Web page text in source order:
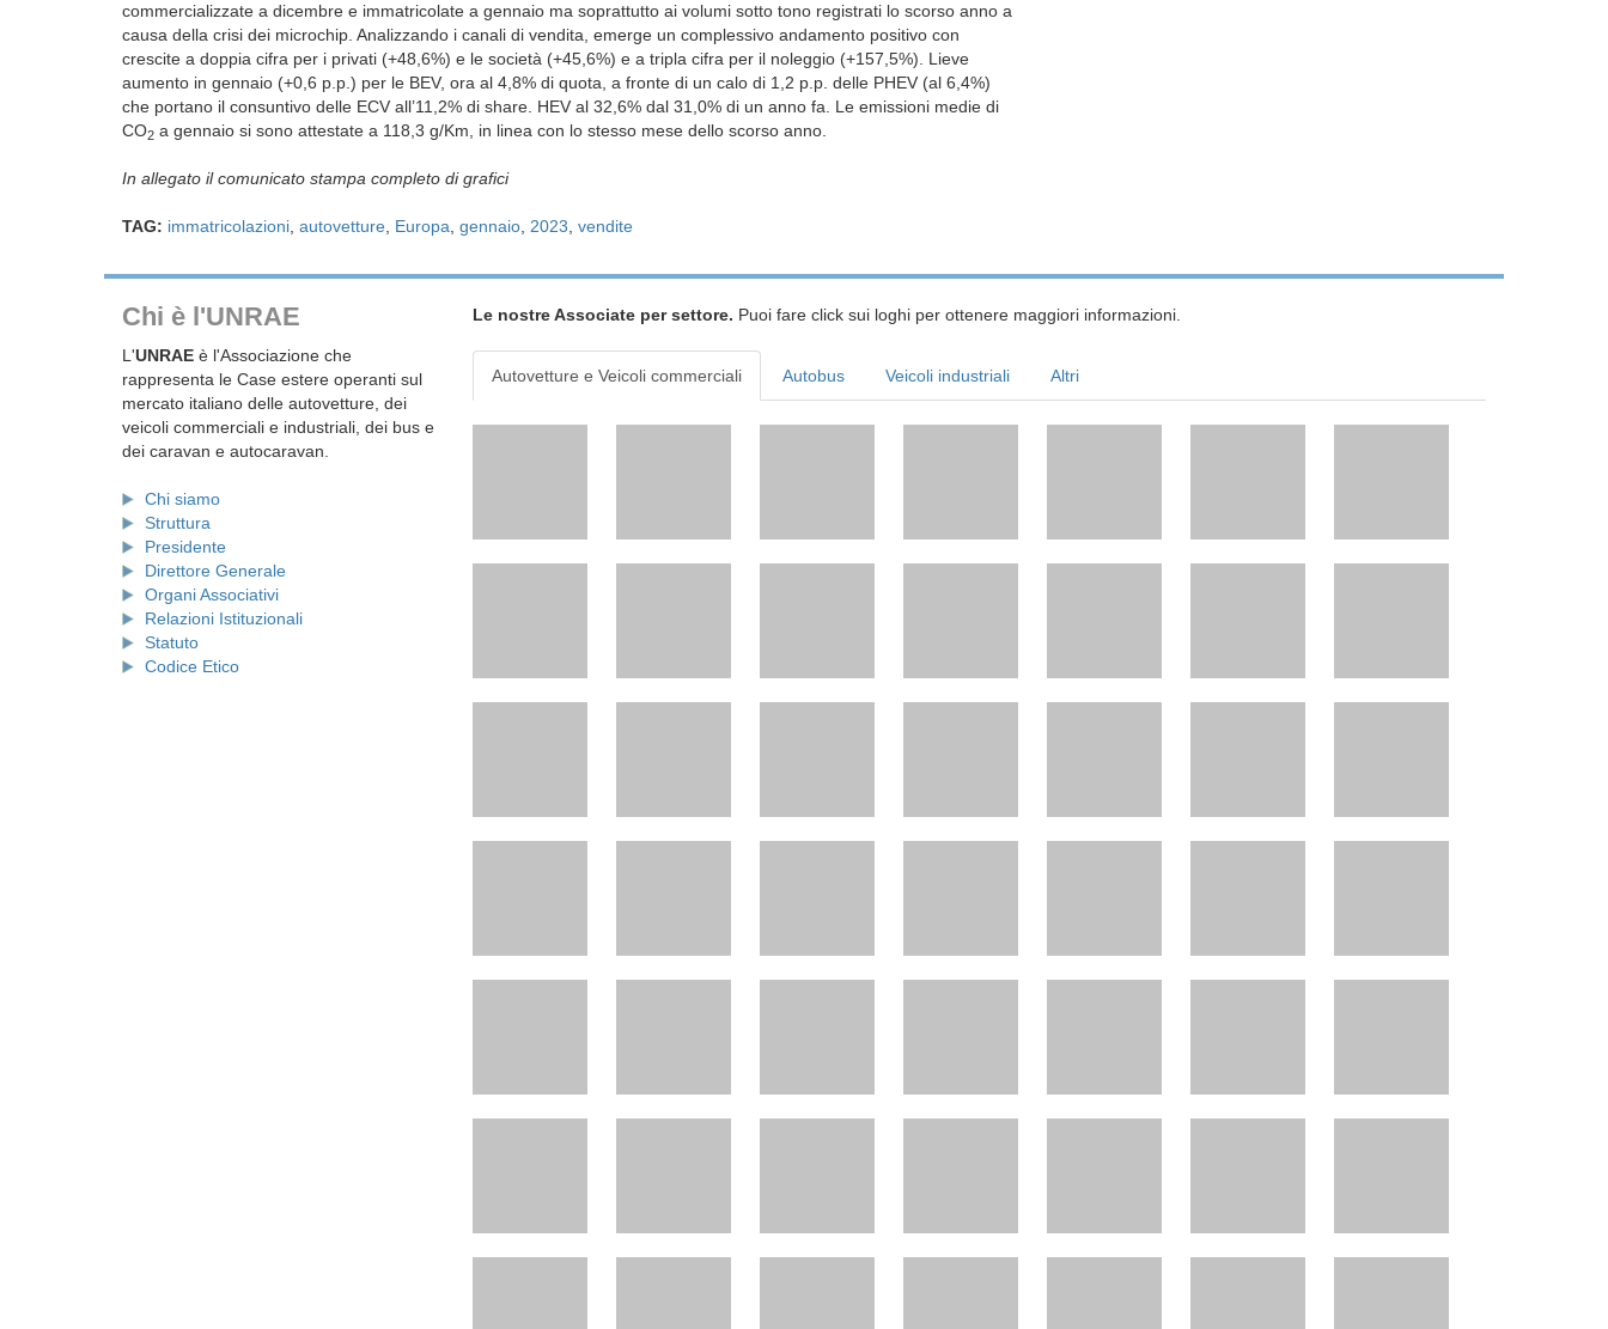
commercializzate a dicembre e immatricolate a gennaio ma soprattutto ai volumi sotto tono registrati lo scorso anno a
causa della crisi dei microchip. Analizzando i canali di vendita, emerge un complessivo andamento positivo con
crescite a doppia cifra per i privati (+48,6%) e le società (+45,6%) e a tripla cifra per il noleggio (+157,5%). Lieve
aumento in gennaio (+0,6 p.p.) per le BEV, ora al 4,8% di quota, a fronte di un calo di 1,2 p.p. delle PHEV (al 6,4%)
che portano il consuntivo delle ECV all’11,2% di share. HEV al 32,6% dal 31,0% di un anno fa. Le emissioni medie di
CO2 a gennaio si sono attestate a 118,3 g/Km, in linea con lo stesso mese dello scorso anno.
In allegato il comunicato stampa completo di grafici
TAG: immatricolazioni autovetture Europa gennaio 2023 vendite
Chi è l'UNRAE
L'UNRAE è l'Associazione che
rappresenta le Case estere operanti sul
mercato italiano delle autovetture, dei
veicoli commerciali e industriali, dei bus e
dei caravan e autocaravan.
Chi siamo
Struttura
Presidente
Direttore Generale
Organi Associativi
Relazioni Istituzionali
Statuto
Codice Etico
Le nostre Associate per settore. Puoi fare click sui loghi per ottenere maggiori informazioni.
Autovetture e Veicoli commerciali Autobus Veicoli industriali Altri